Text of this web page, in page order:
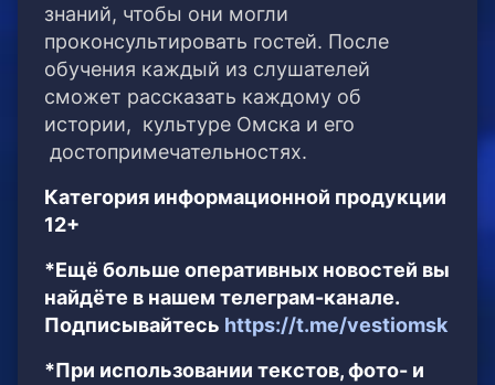
знаний, чтобы они могли
проконсультировать гостей. После
обучения каждый из слушателей
сможет рассказать каждому об
истории, культуре Омска и его
достопримечательностях.
Категория информационной продукции
12+
*Ещё больше оперативных новостей вы
найдёте в нашем телеграм-канале.
Подписывайтесь https://t.me/vestiomsk
*При использовании текстов, фото- и